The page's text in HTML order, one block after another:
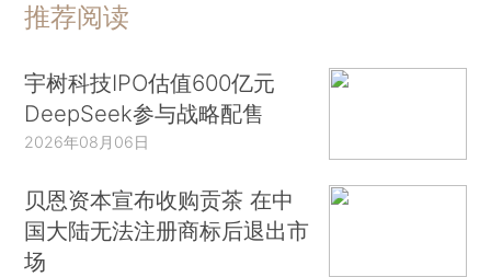
推荐阅读
宇树科技IPO估值600亿元
DeepSeek参与战略配售
2026年08月06日
贝恩资本宣布收购贡茶 在中
国大陆无法注册商标后退出市
场